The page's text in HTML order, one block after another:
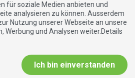
|Kontakt
für soziale Medien anbieten und
analysieren zu können. Ausserdem
Nutzung unserer Webseite an unsere
Werbung und Analysen weiter.Details
Ich bin einverstanden